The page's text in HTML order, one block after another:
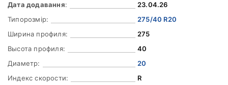
Дата додавання:
23.04.26
Типорозмір:
275/40 R20
Ширина профиля:
275
Высота профиля:
40
Диаметр:
20
Индекс скорости:
R